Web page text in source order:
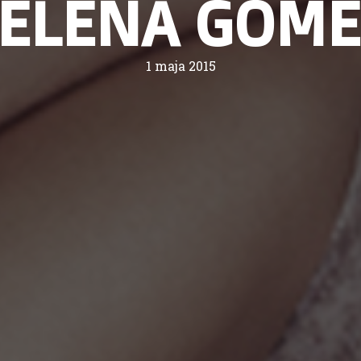
1 maja 2015